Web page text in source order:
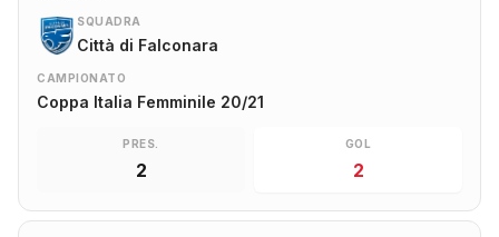
SQUADRA
Città di Falconara
CAMPIONATO
Coppa Italia Femminile 20/21
PRES.
2
GOL
2